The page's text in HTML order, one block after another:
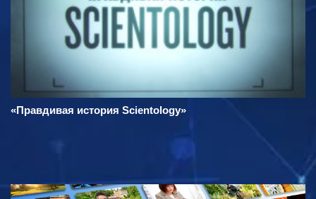
«Правдивая история Scientology»